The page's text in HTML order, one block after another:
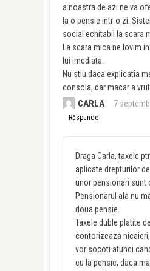
a noastra de azi ne va
la o pensie intr-o zi.
social echitabil la scara
La scara mica ne lovim
lui imediata.
Nu stiu daca explicatia
consola, dar macar a
CARLA 7
Răspunde
Draga Carla, taxele
aplicate drepturilor
unor pensionari sunt
Pensionarul ala nu
doua pensie.
Taxele duble platite
contorizeaza
vor socoti atunci
eu la pensie, daca